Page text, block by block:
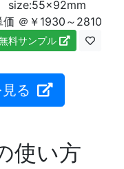
size:55×92mm
価 ＠￥1930～2810
料サンプル
る
使い方